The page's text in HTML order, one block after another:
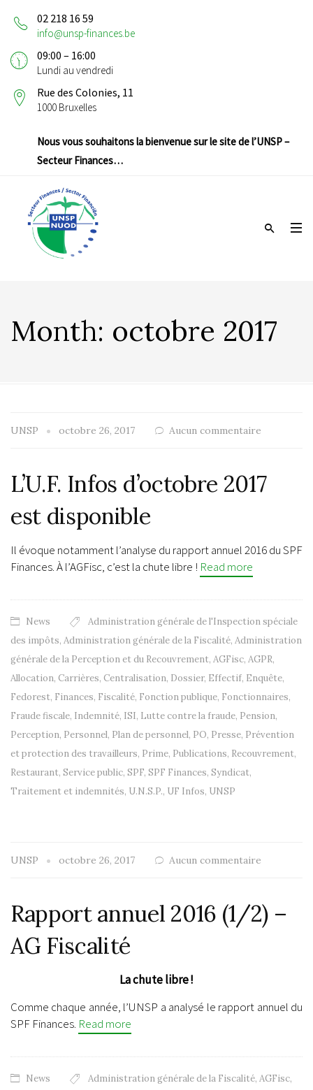
02 218 16 59
info@unsp-finances.be
09:00 – 16:00
Lundi au vendredi
Rue des Colonies, 11
1000 Bruxelles
Nous vous souhaitons la bienvenue sur le site de l’UNSP –
Secteur Finances…
Month: octobre 2017
UNSP octobre 26, 2017 Aucun commentaire
L’U.F. Infos d’octobre 2017
est disponible
Il évoque notamment l’analyse du rapport annuel 2016 du SPF
Finances. À l’AGFisc, c’est la chute libre ! Read more
News
Administration générale de l'Inspection spéciale
des impôts, Administration générale de la Fiscalité, Administration
générale de la Perception et du Recouvrement, AGFisc, AGPR,
Allocation, Carrières, Centralisation, Dossier, Effectif, Enquête,
Fedorest, Finances, Fiscalité, Fonction publique, Fonctionnaires,
Fraude fiscale, Indemnité, ISI, Lutte contre la fraude, Pension,
Perception, Personnel, Plan de personnel, PO, Presse, Prévention
et protection des travailleurs, Prime, Publications, Recouvrement,
Restaurant, Service public, SPF, SPF Finances, Syndicat,
Traitement et indemnités, U.N.S.P., UF Infos, UNSP
UNSP octobre 26, 2017 Aucun commentaire
Rapport annuel 2016 (1/2) –
AG Fiscalité
La chute libre !
Comme chaque année, l’UNSP a analysé le rapport annuel du
SPF Finances. Read more
News Administration générale de la Fiscalité, AGFisc,